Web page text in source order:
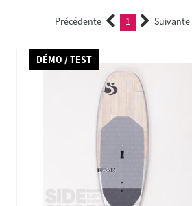
Précédente 1 (current)Suivante
DÉMO / TEST